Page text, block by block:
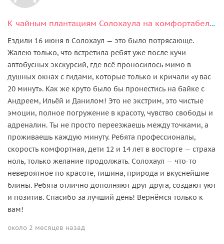
К чайным плантациям Солохаула на комфортабельном мотоцикле!
Ездили 16 июня в Солохаул — это было потрясающе.
Жалею только, что встретила ребят уже после кучи
автобусных экскурсий, где всё проносилось мимо в
душных окнах с гидами, которые только и кричали «у вас
20 минут». Как же круто было бы пронестись на байке с
Андреем, Ильёй и Данилом! Это не экстрим, это чистые
эмоции, полное погружение в красоту, чувство свободы и
адреналин. Ты не просто переезжаешь между точками, а
проживаешь каждую минуту. Ребята профессионалы,
скорость комфортная, дети 12 и 14 лет в восторге — страха
ноль, только желание продолжать. Солохаул — что-то
невероятное по красоте, тишина, природа и вкуснейшие
блины. Ребята отлично дополняют друг друга, создают уют
и позитив. Спасибо за лучший день! Вернёмся только к
вам!
около 2 месяцев назад